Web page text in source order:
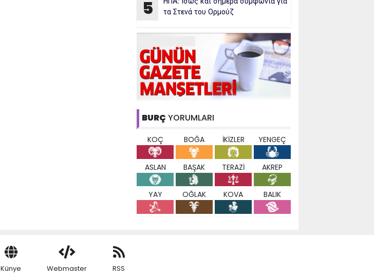
5
τα Στενά του Ορμούζ
BURÇ YORUMLARI
KOÇ BOĞA İKİZLER YENGEÇ
ASLAN BAŞAK TERAZİ AKREP
YAY OĞLAK KOVA BALIK
Künye Webmaster RSS